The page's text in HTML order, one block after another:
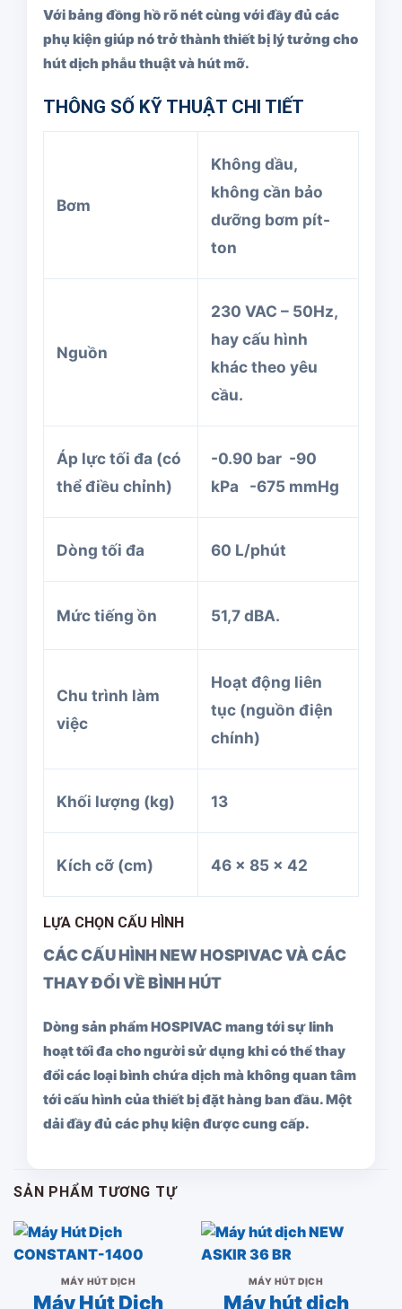
Với bảng đồng hồ rõ nét cùng với đầy đủ các
phụ kiện giúp nó trở thành thiết bị lý tưởng cho
hút dịch phẫu thuật và hút mỡ.
THÔNG SỐ KỸ THUẬT CHI TIẾT
Bơm
Không dầu,
không cần bảo
dưỡng bơm pít-
ton
Nguồn
230 VAC – 50Hz,
hay cấu hình
khác theo yêu
cầu.
Áp lực tối đa (có
thể điều chỉnh)
-0.90 bar -90
kPa -675 mmHg
Dòng tối đa 60 L/phút
Mức tiếng ồn 51,7 dBA.
Chu trình làm
việc
Hoạt động liên
tục (nguồn điện
chính)
Khối lượng (kg) 13
Kích cỡ (cm) 46 x 85 x 42
LỰA CHỌN CẤU HÌNH
CÁC CẤU HÌNH NEW HOSPIVAC VÀ CÁC
THAY ĐỔI VỀ BÌNH HÚT
Dòng sản phẩm HOSPIVAC mang tới sự linh
hoạt tối đa cho người sử dụng khi có thể thay
đổi các loại bình chứa dịch mà không quan tâm
tới cấu hình của thiết bị đặt hàng ban đầu. Một
dải đầy đủ các phụ kiện được cung cấp.
SẢN PHẨM TƯƠNG TỰ
MÁY HÚT DỊCH
Máy Hút Dịch
MÁY HÚT DỊCH
Máy hút dịch